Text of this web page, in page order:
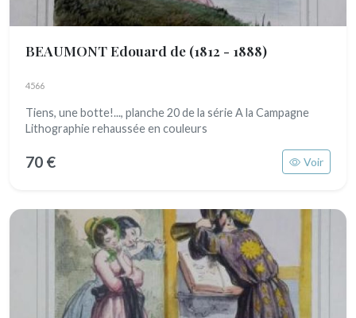
BEAUMONT Edouard de (1812 - 1888)
4566
Tiens, une botte!..., planche 20 de la série A la Campagne
Lithographie rehaussée en couleurs
70 € Voir